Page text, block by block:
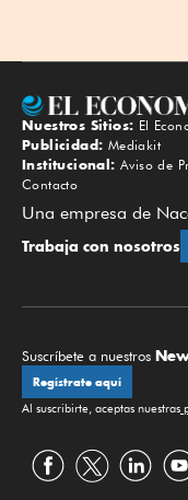
Nuestros Sitios: El
Publicidad: Mediakit
Institucional: Aviso de
Contacto
Una empresa de
Trabaja con nosotros
Suscríbete a nuestros
Regístrate aquí
Al suscribirte, aceptas nuestras